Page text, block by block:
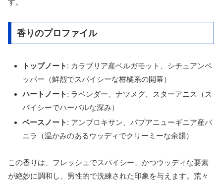
香りのプロファイル
トップノート : カラブリア産ベルガモット、シチュアンペ
ッパー（鮮烈でスパイシーな柑橘系の開幕）
ハートノート : ラベンダー、ナツメグ、スターアニス（ス
パイシーでハーバルな深み）
ベースノート : アンブロキサン、パプアニューギニア産バ
ニラ（温かみのあるウッディでクリーミーな余韻）
この香りは、フレッシュでスパイシー、かつウッディな要素
が絶妙に調和し、男性的で洗練された印象を与えます。荒々